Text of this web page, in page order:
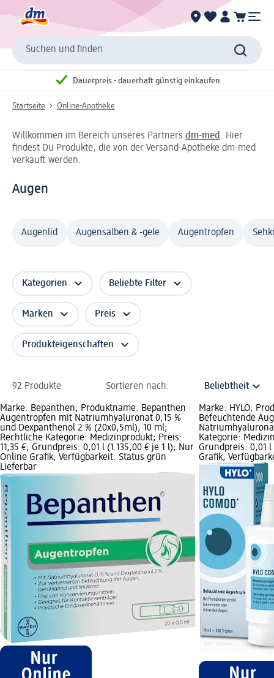
Suchen und finden
Dauerpreis - dauerhaft günstig einkaufen
Startseite Online-Apotheke
Willkommen im Bereich unseres Partners dm-med . Hier
findest Du Produkte, die von der Versand-Apotheke dm-med
verkauft werden.
Augen
Augenlid Augensalben & -gele Augentropfen
Kategorien Beliebte Filter
Marken Preis
Produkteigenschaften
92 Produkte Sortieren nach:
Marke: Bepanthen; Produktname: Bepanthen
Augentropfen mit Natriumhyaluronat 0,15 %
und Dexpanthenol 2 % (20x0,5ml), 10 ml;
Rechtliche Kategorie: Medizinprodukt; Preis:
11,35 €; Grundpreis: 0,01 l (1.135,00 € je 1 l); Nur
Online Grafik; Verfügbarkeit: Status grün
Lieferbar
Marke: HYLO;
Befeuchtende
Kategorie:
Grundpreis: 0,01 l
Grafik;